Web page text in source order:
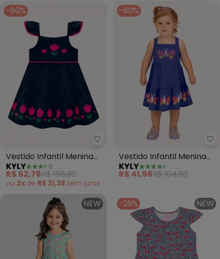
-60%
Kyly - Vestido Infantil Menina
Vestido Infantil Menina
Tulipas (Azul Marinho)
KYLY
R$ 62,76R$ 156,90
ou 2x de R$ 31,38 sem juros
-60%
Vestido Infantil Menina
Borboletas (Azul)
KYLY
R$ 41,96R$ 104,90
NEW -29% NEW